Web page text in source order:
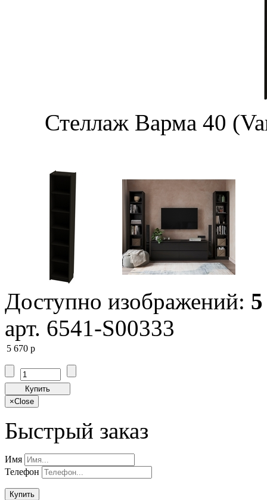
Стеллаж Варма 40
Доступно изображений: 5
арт. 6541-S00333
5 670 p
Купить
×Close
Быстрый заказ
Имя
Телефон
Купить